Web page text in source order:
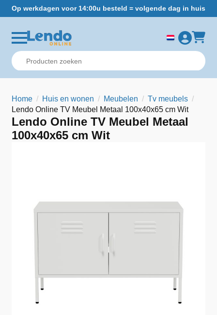
Op werkdagen voor 14:00u besteld = volgende dag in huis
Home Huis en wonen Meubelen
Tv meubels
Lendo Online TV Meubel Metaal 100x40x65 cm Wit
Lendo Online TV Meubel Metaal
100x40x65 cm Wit